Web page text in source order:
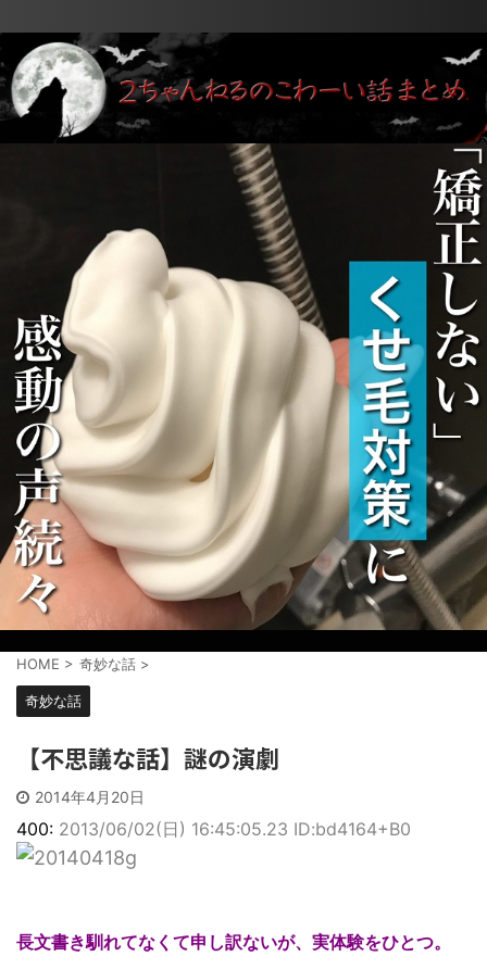
HOME > 奇妙な話 >
奇妙な話
【不思議な話】謎の演劇
2014年4月20日
400: 2013/06/02(日) 16:45:05.23 ID:bd4164+B0
長文書き馴れてなくて申し訳ないが、実体験をひとつ。